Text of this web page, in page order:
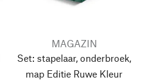
MAGAZIN
Set: stapelaar, onderbroek,
map Editie Ruwe Kleur